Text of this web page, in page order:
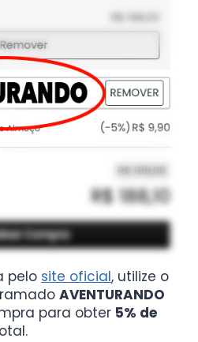
pelo site oficial, utilize o
AVENTURANDO
para obter 5% de